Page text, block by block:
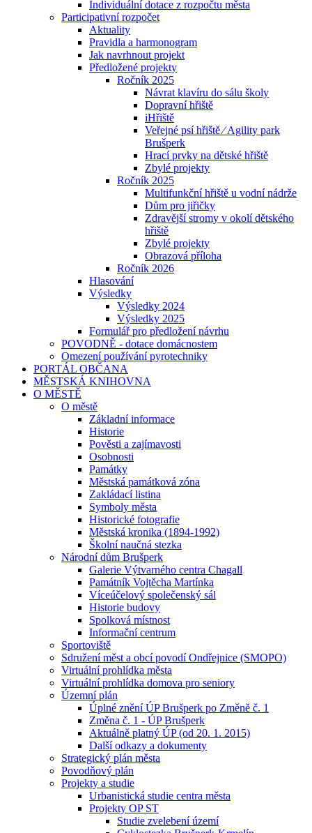
Individuální dotace z rozpočtu města
Participativní rozpočet
Aktuality
Pravidla a harmonogram
Jak navrhnout projekt
Předložené projekty
Ročník 2025
Návrat klavíru do sálu školy
Dopravní hřiště
iHřiště
Veřejné psí hřiště ⁄ Agility park
Brušperk
Hrací prvky na dětské hřiště
Zbylé projekty
Ročník 2025
Multifunkční hřiště u vodní nádrže
Dům pro jiřičky
Zdravější stromy v okolí dětského
hřiště
Zbylé projekty
Obrazová příloha
Ročník 2026
Hlasování
Výsledky
Výsledky 2024
Výsledky 2025
Formulář pro předložení návrhu
POVODNĚ - dotace domácnostem
Omezení používání pyrotechniky
PORTÁL OBČANA
MĚSTSKÁ KNIHOVNA
O MĚSTĚ
O městě
Základní informace
Historie
Pověsti a zajímavosti
Osobnosti
Památky
Městská památková zóna
Zakládací listina
Symboly města
Historické fotografie
Městská kronika (1894-1992)
Školní naučná stezka
Národní dům Brušperk
Galerie Výtvarného centra Chagall
Památník Vojtěcha Martínka
Víceúčelový společenský sál
Historie budovy
Spolková místnost
Informační centrum
Sportoviště
Sdružení měst a obcí povodí Ondřejnice (SMOPO)
Virtuální prohlídka města
Virtuální prohlídka domova pro seniory
Územní plán
Úplné znění ÚP Brušperk po Změně č. 1
Změna č. 1 - ÚP Brušperk
Aktuálně platný ÚP (od 20. 1. 2015)
Další odkazy a dokumenty
Strategický plán města
Povodňový plán
Projekty a studie
Urbanistická studie centra města
Projekty OP ST
Studie zvelebení území